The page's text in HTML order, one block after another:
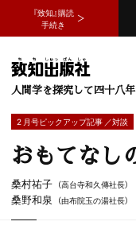
『致知』購読
手続き
人間学を探究して四十八年
2 月号ピックアップ記事 ／対談
おもてなし
桑村祐子 （高台寺和久傳社長）
桑野和泉 （由布院玉の湯社長）